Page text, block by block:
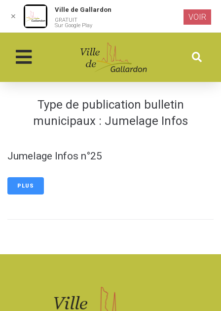
contenu
Type de publication bulletin
municipaux : Jumelage Infos
Jumelage Infos n°25
PLUS
✕
Ville de Gallardon
GRATUIT
Sur Google Play
VOIR